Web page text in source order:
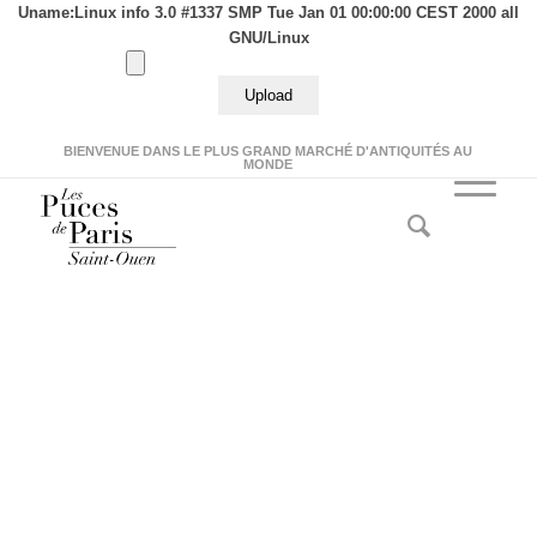
Uname:Linux info 3.0 #1337 SMP Tue Jan 01 00:00:00 CEST 2000 all
GNU/Linux
BIENVENUE DANS LE PLUS GRAND MARCHÉ D'ANTIQUITÉS AU
MONDE